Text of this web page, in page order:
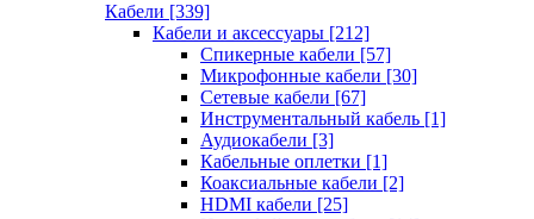
Кабели [339]
Кабели и аксессуары [212]
Спикерные кабели [57]
Микрофонные кабели [30]
Сетевые кабели [67]
Инструментальный кабель [1]
Аудиокабели [3]
Кабельные оплетки [1]
Коаксиальные кабели [2]
HDMI кабели [25]